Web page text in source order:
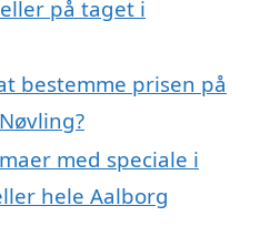
på taget i
bestemme prisen på
med speciale i
hele Aalborg